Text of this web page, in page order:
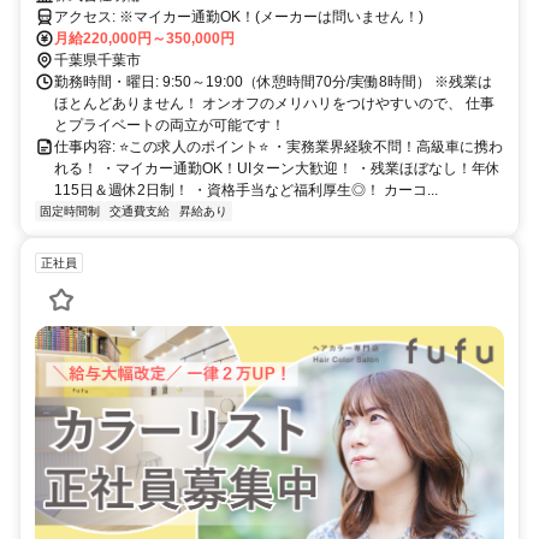
アクセス: ※マイカー通勤OK！(メーカーは問いません！)
月給220,000円～350,000円
千葉県千葉市
勤務時間・曜日: 9:50～19:00（休憩時間70分/実働8時間） ※残業は
ほとんどありません！ オンオフのメリハリをつけやすいので、 仕事
とプライベートの両立が可能です！
仕事内容: ⭐️この求人のポイント⭐️ ・実務業界経験不問！高級車に携わ
れる！ ・マイカー通勤OK！UIターン大歓迎！ ・残業ほぼなし！年休
115日＆週休2日制！ ・資格手当など福利厚生◎！ カーコ...
固定時間制 交通費支給 昇給あり
正社員